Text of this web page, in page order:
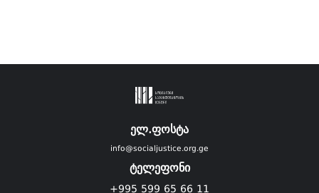
ელ.ფოსტა
info@socialjustice.org.ge
ტელეფონი
+995 599 65 66 11